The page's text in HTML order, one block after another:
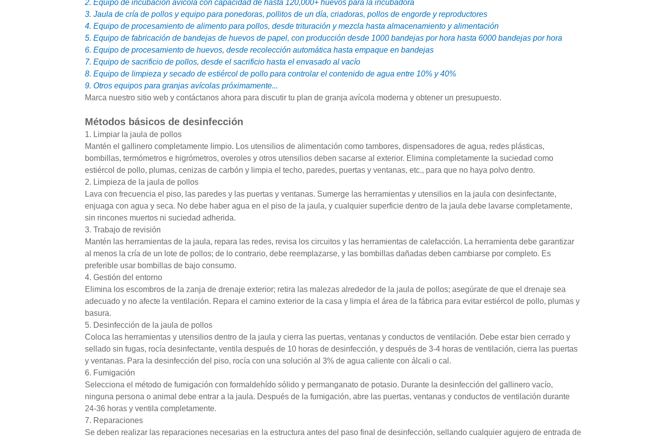
2. Equipo de incubación avícola con capacidad de hasta 120,000+ huevos para la incubadora
3. Jaula de cría de pollos y equipo para ponedoras, pollitos de un día, criadoras, pollos de engorde y reproductores
4. Equipo de procesamiento de alimento para pollos, desde trituración y mezcla hasta almacenamiento y alimentación
5. Equipo de fabricación de bandejas de huevos de papel, con producción desde 1000 bandejas por hora hasta 6000 bandejas por hora
6. Equipo de procesamiento de huevos, desde recolección automática hasta empaque en bandejas
7. Equipo de sacrificio de pollos, desde el sacrificio hasta el envasado al vacío
8. Equipo de limpieza y secado de estiércol de pollo para controlar el contenido de agua entre 10% y 40%
9. Otros equipos para granjas avícolas próximamente...
Marca nuestro sitio web y contáctanos ahora para discutir tu plan de granja avícola moderna y obtener un presupuesto.
Métodos básicos de desinfección
1. Limpiar la jaula de pollos
Mantén el gallinero completamente limpio. Los utensilios de alimentación como tambores, dispensadores de agua, redes plásticas,
bombillas, termómetros e higrómetros, overoles y otros utensilios deben sacarse al exterior. Elimina completamente la suciedad como
estiércol de pollo, plumas, cenizas de carbón y limpia el techo, paredes, puertas y ventanas, etc., para que no haya polvo dentro.
2. Limpieza de la jaula de pollos
Lava con frecuencia el piso, las paredes y las puertas y ventanas. Sumerge las herramientas y utensilios en la jaula con desinfectante,
enjuaga con agua y seca. No debe haber agua en el piso de la jaula, y cualquier superficie dentro de la jaula debe lavarse completamente,
sin rincones muertos ni suciedad adherida.
3. Trabajo de revisión
Mantén las herramientas de la jaula, repara las redes, revisa los circuitos y las herramientas de calefacción. La herramienta debe garantizar
al menos la cría de un lote de pollos; de lo contrario, debe reemplazarse, y las bombillas dañadas deben cambiarse por completo. Es
preferible usar bombillas de bajo consumo.
4. Gestión del entorno
Elimina los escombros de la zanja de drenaje exterior; retira las malezas alrededor de la jaula de pollos; asegúrate de que el drenaje sea
adecuado y no afecte la ventilación. Repara el camino exterior de la casa y limpia el área de la fábrica para evitar estiércol de pollo, plumas y
basura.
5. Desinfección de la jaula de pollos
Coloca las herramientas y utensilios dentro de la jaula y cierra las puertas, ventanas y conductos de ventilación. Debe estar bien cerrado y
sellado sin fugas, rocía desinfectante, ventila después de 10 horas de desinfección, y después de 3-4 horas de ventilación, cierra las puertas
y ventanas. Para la desinfección del piso, rocía con una solución al 3% de agua caliente con álcali o cal.
6. Fumigación
Selecciona el método de fumigación con formaldehído sólido y permanganato de potasio. Durante la desinfección del gallinero vacío,
ninguna persona o animal debe entrar a la jaula. Después de la fumigación, abre las puertas, ventanas y conductos de ventilación durante
24-36 horas y ventila completamente.
7. Reparaciones
Se deben realizar las reparaciones necesarias en la estructura antes del paso final de desinfección, sellando cualquier agujero de entrada de